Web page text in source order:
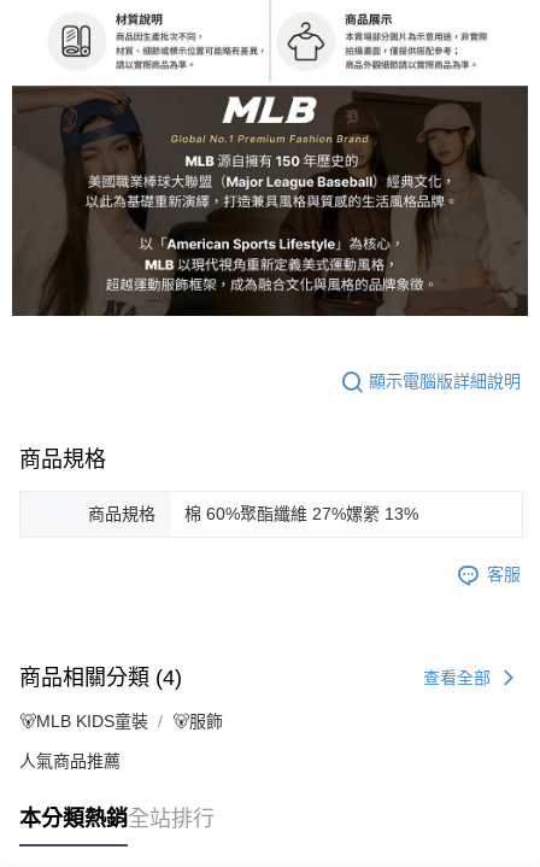
顯示電腦版詳細說明
商品規格
商品規格 棉 60%聚酯纖維 27%嫘縈 13%
客服
商品相關分類 (4) 查看全部
🐻MLB KIDS童裝 🐻服飾
人氣商品推薦
本分類熱銷全站排行